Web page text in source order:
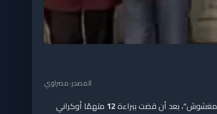
المصدر: مصراوي
بعد أن قضت ببراءة12 متهمًا أوكراني